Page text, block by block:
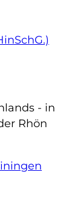
- in
Rhön